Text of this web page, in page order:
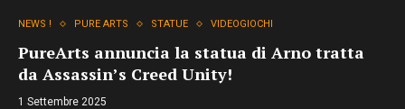
NEWS ! PURE ARTS STATUE VIDEOGIOCHI
PureArts annuncia la statua di Arno tratta
da Assassin’s Creed Unity!
1 Settembre 2025